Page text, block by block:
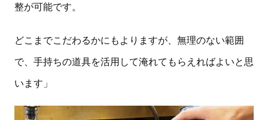
整が可能です。
どこまでこだわるかにもよりますが、無理のない範囲
で、手持ちの道具を活用して淹れてもらえればよいと思
います」